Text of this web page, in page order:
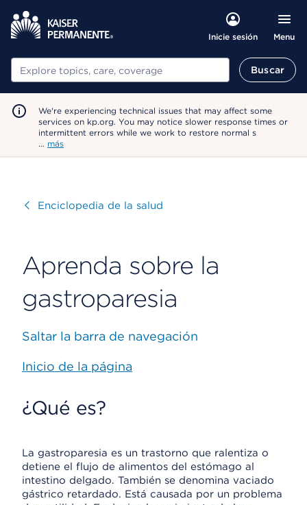
Inicie sesión Menu
Buscar Buscar
We're experiencing technical issues that may affect some
services on kp.org. You may notice slower response times or
intermittent errors while we work to restore normal s
… más
Visitar
Enciclopedia de la salud
Aprenda sobre la
gastroparesia
Saltar la barra de navegación
Inicio de la página
¿Qué es?
La gastroparesia es un trastorno que ralentiza o
detiene el flujo de alimentos del estómago al
intestino delgado. También se denomina vaciado
gástrico retardado. Está causada por un problema